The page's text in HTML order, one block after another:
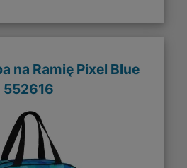
na Ramię Pixel Blue
552616